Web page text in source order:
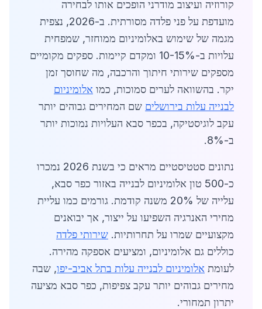
קורוזיה ועיצוב מודרני הופכים אותו לבחירה
מועדפת על פני פלדה מסורתית. ב-2026, נצפית
מגמה של שימוש באלומיניום ממוחזר, שמפחית
עלויות ב-10-15% ומקדם קיימות. ספקים מקומיים
מספקים שירותי חיתוך והרכבה, מה שחוסך זמן
יקר. בהשוואה לערים סמוכות, כמו אלומיניום
לבנייה עלות בירושלים שם המחירים גבוהים יותר
עקב לוגיסטיקה, בכפר סבא העלויות נמוכות יותר
ב-8%.
נתונים סטטיסטיים מראים כי בשנת 2026 נמכרו
כ-500 טון אלומיניום לבנייה באזור כפר סבא,
עלייה של 20% משנה קודמת. גורמים כמו עליית
מחירי האנרגיה השפיעו על ייצור, אך יבואנים
מקצועיים שמרו על תחרותיות. שירותי פלדה
כוללים גם אלומיניום, ומציעים אספקה מהירה.
לעומת אלומיניום לבנייה עלות בתל אביב-יפו, שבה
מחירים גבוהים יותר עקב צפיפות, כפר סבא מציעה
יתרון תמחורי.